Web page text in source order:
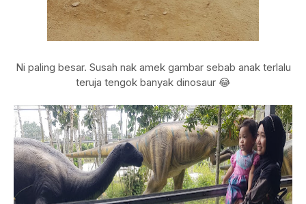
Ni paling besar. Susah nak amek gambar sebab anak terlalu
teruja tengok banyak dinosaur 😂